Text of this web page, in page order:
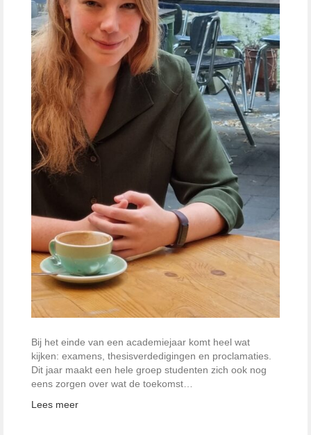
Bij het einde van een academiejaar komt heel wat
kijken: examens, thesisverdedigingen en proclamaties.
Dit jaar maakt een hele groep studenten zich ook nog
eens zorgen over wat de toekomst…
Lees meer